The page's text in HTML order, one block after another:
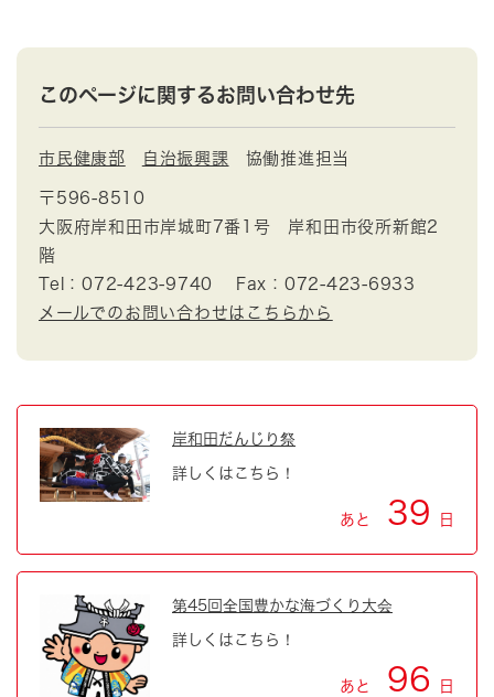
このページに関するお問い合わせ先
市民健康部 自治振興課 協働推進担当
〒596-8510
大阪府岸和田市岸城町7番1号 岸和田市役所新館2
階
Tel：072-423-9740
Fax：072-423-6933
メールでのお問い合わせはこちらから
岸和田だんじり祭
詳しくはこちら！
あと 39 日
第45回全国豊かな海づくり大会
詳しくはこちら！
あと 96 日